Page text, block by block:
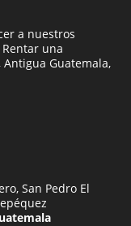
a nuestros
una
Guatemala,
San Pedro El